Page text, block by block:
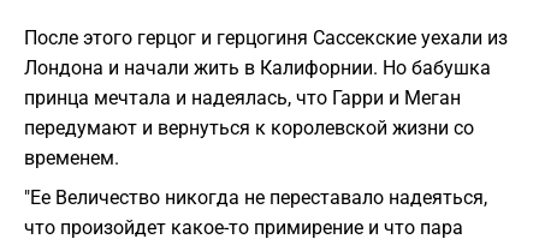
После этого герцог и герцогиня Сассекские уехали из
Лондона и начали жить в Калифорнии. Но бабушка
принца мечтала и надеялась, что Гарри и Меган
передумают и вернуться к королевской жизни со
временем.
"Ее Величество никогда не переставало надеяться,
что произойдет какое-то примирение и что пара